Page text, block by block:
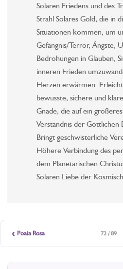
Solaren Friedens und des
Strahl Solares Gold, die in
Situationen kommen, um
Gefängnis/Terror, Ängste,
Bedrohungen in Glauben,
inneren Frieden
Herzen erwärmen.
bewusste, sichere und
Gnade, die auf ein
Verständnis der Göttlichen
Bringt geschwisterliche
Höhere Verbindung des
dem Planetarischen
Solaren Liebe der
‹ Poaia Rosa 72 / 89